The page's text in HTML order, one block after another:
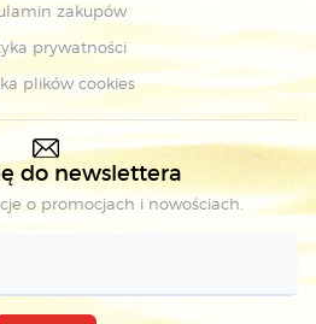
zakupów
prywatności
plików cookies
do newslettera
o promocjach i nowościach.